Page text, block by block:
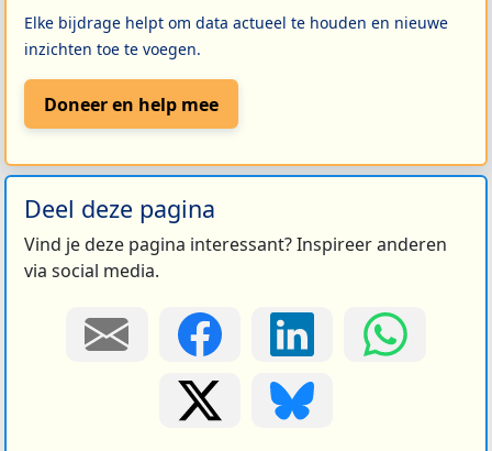
Elke bijdrage helpt om data actueel te houden en nieuwe
inzichten toe te voegen.
Doneer en help mee
Deel deze pagina
Vind je deze pagina interessant? Inspireer anderen
via social media.